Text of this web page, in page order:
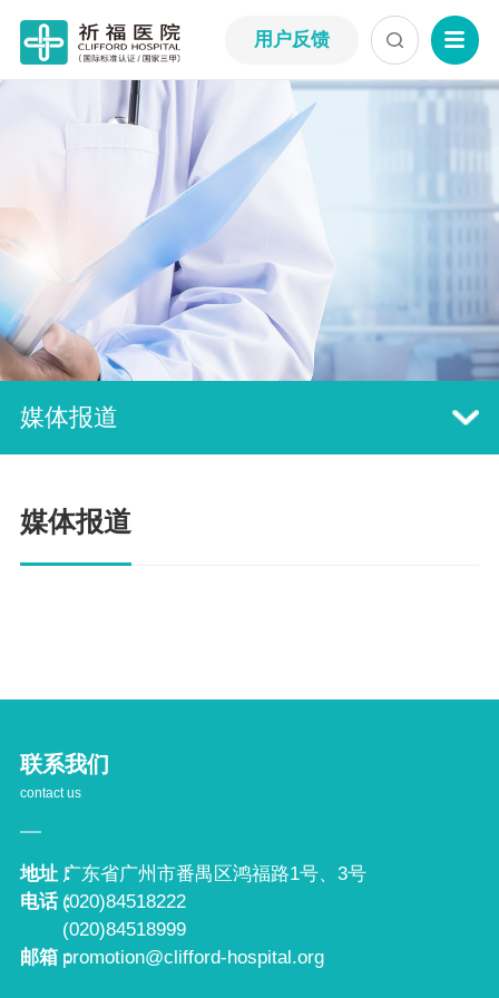
用户反馈
媒体报道
媒体报道
联系我们
contact us
地址：广东省广州市番禺区鸿福路1号、3号
电话：(020)84518222
(020)84518999
邮箱：promotion@clifford-hospital.org